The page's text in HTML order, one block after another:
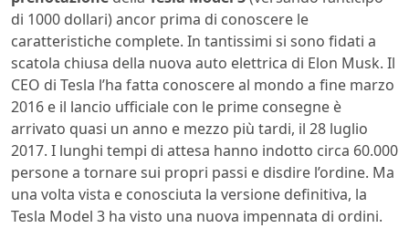
di 1000 dollari) ancor prima di conoscere le
caratteristiche complete. In tantissimi si sono fidati a
scatola chiusa della nuova auto elettrica di Elon Musk. Il
CEO di Tesla l’ha fatta conoscere al mondo a fine marzo
2016 e il lancio ufficiale con le prime consegne è
arrivato quasi un anno e mezzo più tardi, il 28 luglio
2017. I lunghi tempi di attesa hanno indotto circa 60.000
persone a tornare sui propri passi e disdire l’ordine. Ma
una volta vista e conosciuta la versione definitiva, la
Tesla Model 3 ha visto una nuova impennata di ordini.